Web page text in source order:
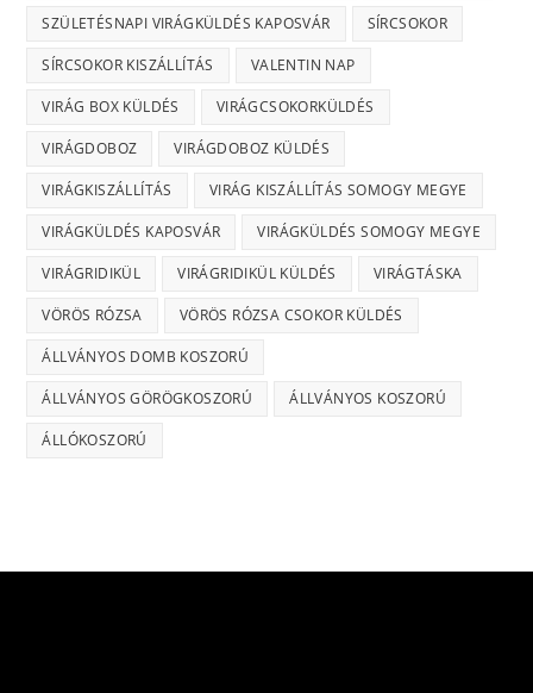
SZÜLETÉSNAPI VIRÁGKÜLDÉS KAPOSVÁR SÍRCSOKOR
SÍRCSOKOR KISZÁLLÍTÁS VALENTIN NAP
VIRÁG BOX KÜLDÉS VIRÁGCSOKORKÜLDÉS
VIRÁGDOBOZ VIRÁGDOBOZ KÜLDÉS
VIRÁGKISZÁLLÍTÁS VIRÁG KISZÁLLÍTÁS SOMOGY MEGYE
VIRÁGKÜLDÉS KAPOSVÁR VIRÁGKÜLDÉS SOMOGY MEGYE
VIRÁGRIDIKÜL VIRÁGRIDIKÜL KÜLDÉS VIRÁGTÁSKA
VÖRÖS RÓZSA VÖRÖS RÓZSA CSOKOR KÜLDÉS
ÁLLVÁNYOS DOMB KOSZORÚ
ÁLLVÁNYOS GÖRÖGKOSZORÚ ÁLLVÁNYOS KOSZORÚ
ÁLLÓKOSZORÚ